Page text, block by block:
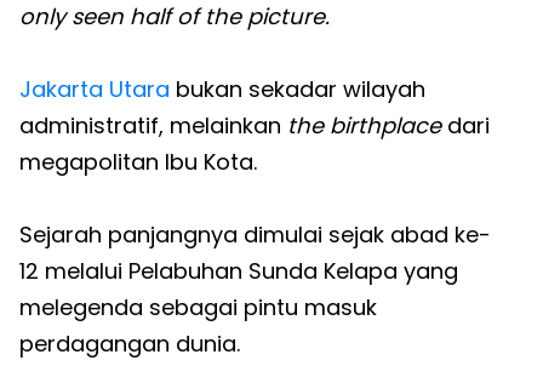
only seen half of the picture.
Jakarta Utara bukan sekadar wilayah
administratif, melainkan the birthplacedari
megapolitan Ibu Kota.
Sejarah panjangnya dimulai sejak abad ke-
12 melalui Pelabuhan Sunda Kelapa yang
melegenda sebagai pintu masuk
perdagangan dunia.